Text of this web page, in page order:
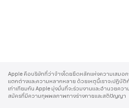
p
p
l
e
Apple คือบริษัทที่ว่าจ้างโดยยึดหลักแห่งความเสมอ
แตกต่างและความหลากหลาย ด้วยเหตุนี้เราจะปฏิบั
เท่าเทียมกัน Apple มุ่งมั่นที่จะร่วมงานและอำนวยคว
สมัครที่มีความทุพพลภาพทางร่างกายและสติปัญญา